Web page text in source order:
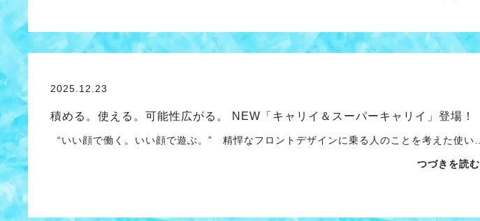
2025.12.23
積める。使える。可能性広がる。 NEW「キャリイ＆スーパーキャリイ」登場！
“いい顔で働く。いい顔で遊ぶ。” 精悍なフロントデザインに乗る人のことを考えた使い…
つづきを読む